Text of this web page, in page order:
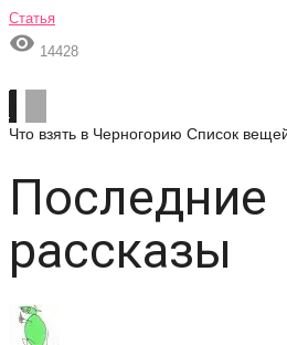
Статья
 14428
Что взять в Черногорию Список
Последние
рассказы